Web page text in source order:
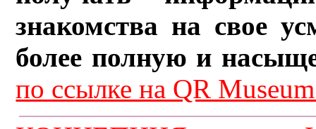
знакомства на свое
более полную и
по ссылке на QR